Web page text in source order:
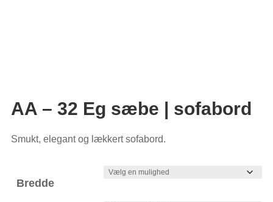
AA – 32 Eg sæbe | sofabord
Smukt, elegant og lækkert sofabord.
Bredde